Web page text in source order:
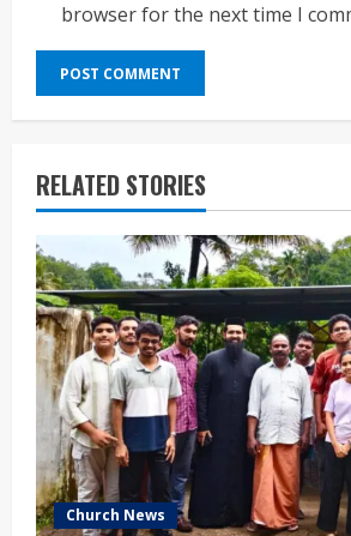
browser for the next time I
RELATED STORIES
Church News